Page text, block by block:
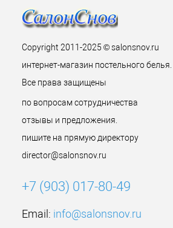
Copyright 2011-2025 © salonsnov.ru
интернет-магазин постельного белья.
Все права защищены
по вопросам сотрудничества
отзывы и предложения.
пишите на прямую директору
director@salonsnov.ru
+7 (903) 017-80-49
Email: info@salonsnov.ru